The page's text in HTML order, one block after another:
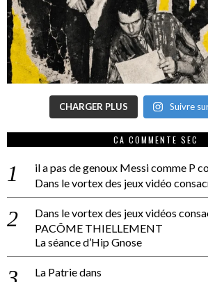
CHARGER PLUS Suivre
CA COMMENTE SEC
il a pas de genoux Messi comme P
Dans le vortex des jeux vidéo
Dans le vortex des jeux vidéos
PACÔME THIELLEMENT
La séance d’Hip Gnose
La Patriedans